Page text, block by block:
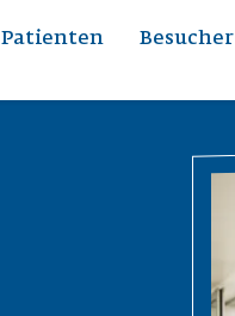
Patienten Besucher